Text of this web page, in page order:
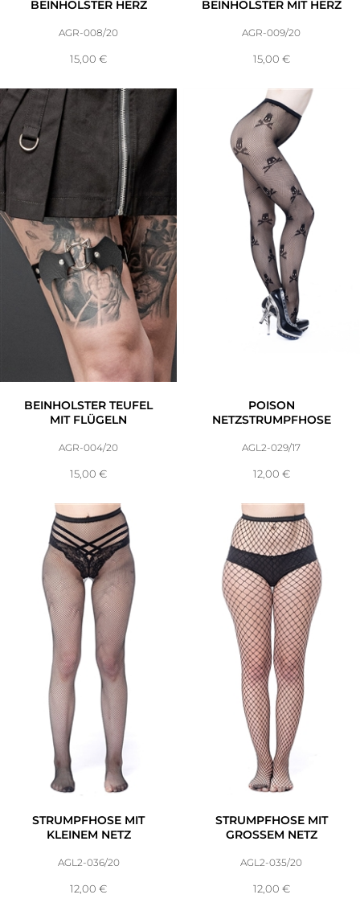
BEINHOLSTER HERZ
AGR-008/20
15,00 €
BEINHOLSTER MIT HERZ
AGR-009/20
15,00 €
BEINHOLSTER TEUFEL
MIT FLÜGELN
AGR-004/20
15,00 €
POISON
NETZSTRUMPFHOSE
AGL2-029/17
12,00 €
STRUMPFHOSE MIT
KLEINEM NETZ
AGL2-036/20
12,00 €
STRUMPFHOSE MIT
GROSSEM NETZ
AGL2-035/20
12,00 €